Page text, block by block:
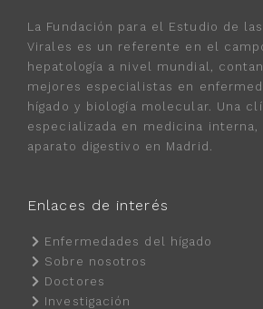
La Fundación para el Estudio de
Virales es un referente en el
hepatología a nivel mundial,
mejores especialistas en
hígado y biología molecular. Una
especializada en medicina interna,
aparato digestivo en Madrid.
Enlaces de interés
Enfermedades del hígado
Sobre nosotros
Doctores
Investigación